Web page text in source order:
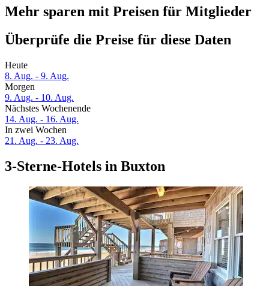
Mehr sparen mit Preisen für Mitglieder
Überprüfe die Preise für diese Daten
Heute
8. Aug. - 9. Aug.
Morgen
9. Aug. - 10. Aug.
Nächstes Wochenende
14. Aug. - 16. Aug.
In zwei Wochen
21. Aug. - 23. Aug.
3-Sterne-Hotels in Buxton